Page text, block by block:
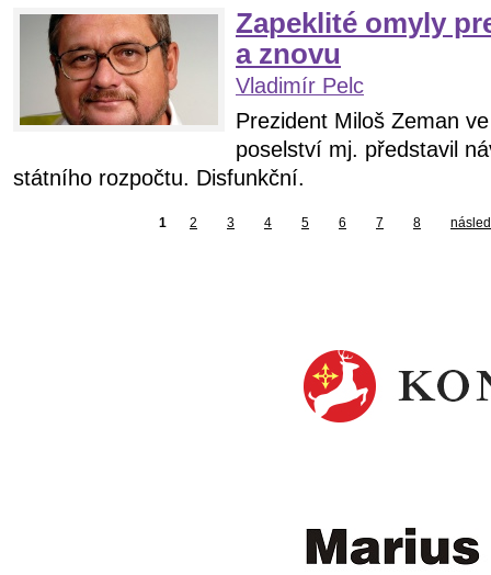
Zapeklité omyly
a znovu
Vladimír Pelc
Prezident Miloš Zeman
poselství mj. představil
státního rozpočtu. Disfunkční.
1 2 3 4 5 6 7 8